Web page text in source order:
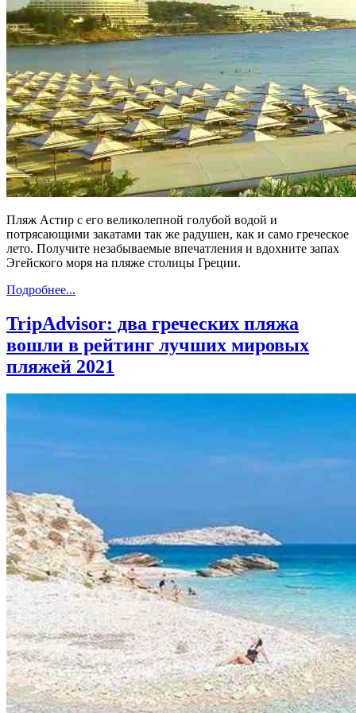
Пляж Астир с его великолепной голубой водой и
потрясающими закатами так же радушен, как и само греческое
лето. Получите незабываемые впечатления и вдохните запах
Эгейского моря на пляже столицы Греции.
Подробнее...
TripAdvisor: два греческих пляжа
вошли в рейтинг лучших мировых
пляжей 2021